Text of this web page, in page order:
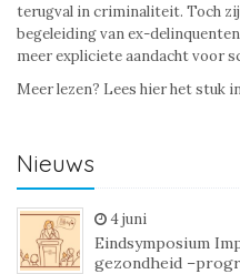
terugval in criminaliteit. Toch
begeleiding van ex-
meer expliciete aandacht voor
Meer lezen? Lees hier het stuk
Nieuws
4 juni
Eindsymposium
gezondheid